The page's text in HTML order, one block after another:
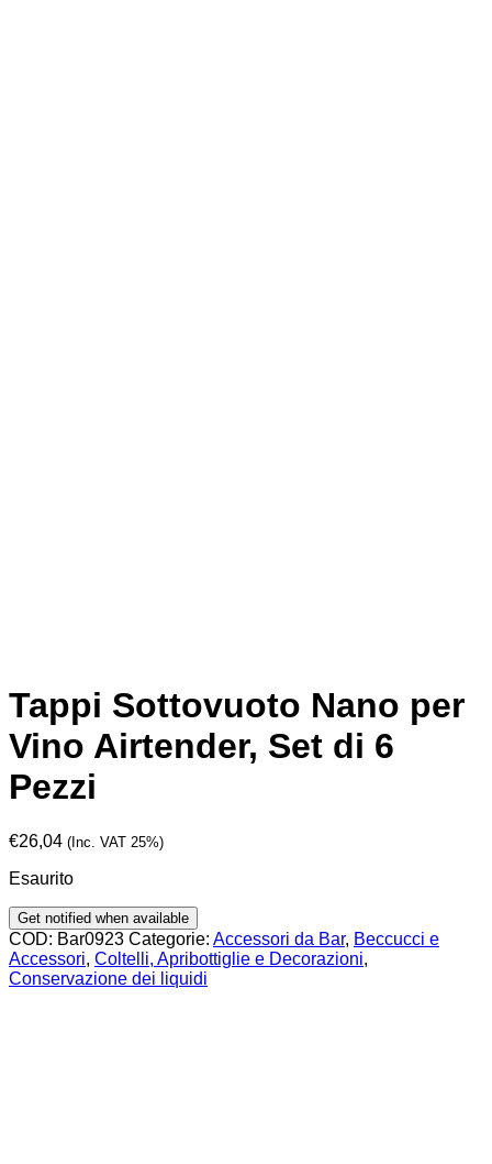
Tappi Sottovuoto Nano per
Vino Airtender, Set di 6
Pezzi
€26,04 (Inc. VAT 25%)
Esaurito
COD: Bar0923 Categorie: Accessori da Bar, Beccucci e
Accessori, Coltelli, Apribottiglie e Decorazioni,
Conservazione dei liquidi